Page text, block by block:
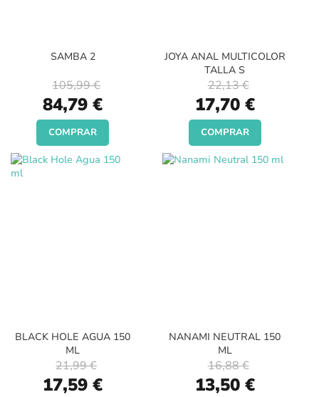
SAMBA 2
Special
Price
84,79 €
105,99 €
COMPRAR
JOYA ANAL MULTICOLOR
TALLA S
Special
Price
17,70 €
22,13 €
COMPRAR
BLACK HOLE AGUA 150
ML
Special
Price
17,59 €
21,99 €
NANAMI NEUTRAL 150
ML
Special
Price
13,50 €
16,88 €